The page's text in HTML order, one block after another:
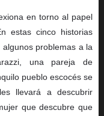
en torno al papel
estas cinco historias
problemas a la
una pareja de
pueblo escocés se
llevará a descubrir
que descubre que